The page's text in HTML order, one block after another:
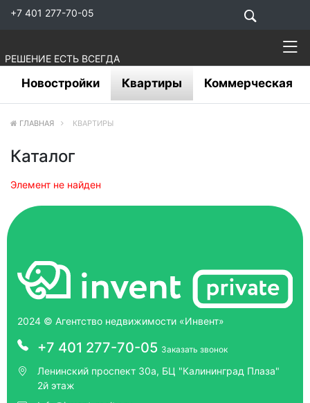
+7 401 277-70-05
РЕШЕНИЕ ЕСТЬ ВСЕГДА
Новостройки Квартиры Коммерческая
ГЛАВНАЯ КВАРТИРЫ
Каталог
Элемент не найден
2024 © Агентство недвижимости «Инвент»
+7 401 277-70-05 Заказать звонок
Ленинский проспект 30а, БЦ "Калининград Плаза"
2й этаж